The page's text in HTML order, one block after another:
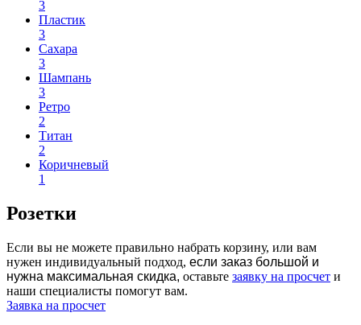
3
Apply Никель filter
Пластик
3
Apply Пластик filter
Сахара
3
Apply Сахара filter
Шампань
3
Apply Шампань filter
Ретро
2
Apply Ретро filter
Титан
2
Apply Титан filter
Коричневый
1
Розетки
Если вы не можете правильно набрать корзину, или вам
нужен индивидуальный подход, если заказ большой и
нужна максимальная скидка, оставьте заявку на просчет и
наши специалисты помогут вам.
Заявка на просчет